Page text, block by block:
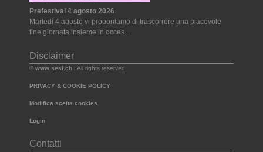
Prefestival 4 agosto 2026
Martedì 4 agosto vi proponiamo di trascorrere una piacevole
fine giornata insieme in occas...
Disclaimer
© www.sesi.ch | All rights reserved
PRIVACY & COOKIE POLICY
Modifica scelta cookies
Login
Contatti